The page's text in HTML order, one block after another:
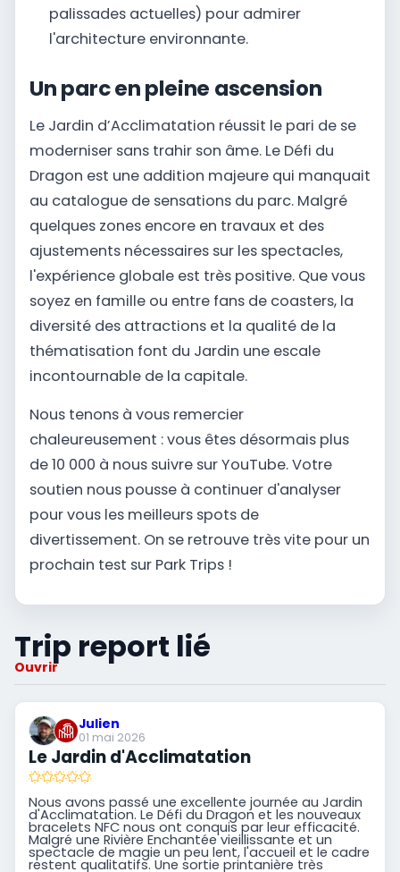
palissades actuelles) pour admirer
l'architecture environnante.
Un parc en pleine ascension
Le Jardin d’Acclimatation réussit le pari de se
moderniser sans trahir son âme. Le Défi du
Dragon est une addition majeure qui manquait
au catalogue de sensations du parc. Malgré
quelques zones encore en travaux et des
ajustements nécessaires sur les spectacles,
l'expérience globale est très positive. Que vous
soyez en famille ou entre fans de coasters, la
diversité des attractions et la qualité de la
thématisation font du Jardin une escale
incontournable de la capitale.
Nous tenons à vous remercier
chaleureusement : vous êtes désormais plus
de 10 000 à nous suivre sur YouTube. Votre
soutien nous pousse à continuer d'analyser
pour vous les meilleurs spots de
divertissement. On se retrouve très vite pour un
prochain test sur Park Trips !
Trip report lié
Ouvrir
Julien
01 mai 2026
Le Jardin d'Acclimatation
Nous avons passé une excellente journée au Jardin
d'Acclimatation. Le Défi du Dragon et les nouveaux
bracelets NFC nous ont conquis par leur efficacité.
Malgré une Rivière Enchantée vieillissante et un
spectacle de magie un peu lent, l'accueil et le cadre
restent qualitatifs. Une sortie printanière très